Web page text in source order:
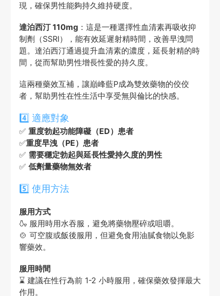
現，確保男性能夠持久維持硬度。
達泊西汀 110mg：這是一種選擇性血清素再吸收抑
制劑（SSRI），能有效延遲射精時間，改善早洩問
題。達泊西汀通過提升血清素的濃度，延長射精的時
間，從而幫助男性增長性愛的持久度。
這兩種藥效互補，讓巔峰藍P成為雙效藥物的佼佼
者，幫助男性在性生活中享受無與倫比的快感。
4️⃣ 適應對象
✅ 重度勃起功能障礙（ED）患者
✅重度早洩（PE）患者
✅ 需要穩定勃起與延長性愛持久度的男性
✅ 低劑量藥物無效者
5️⃣ 使用方法
服用方式
🍶 服用時用水吞服，避免將藥物壓碎或咀嚼。
🍲 可空腹或飯後服用，但避免食用油膩食物以免影
響藥效。
服用時間
⌛ 建議在性行為前 1-2 小時服用，確保藥效發揮最大
作用。